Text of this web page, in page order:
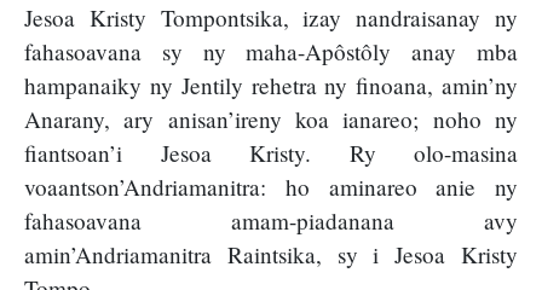
Jesoa Kristy Tompontsika, izay nandraisanay ny
fahasoavana sy ny maha-Apôstôly anay mba
hampanaiky ny Jentily rehetra ny finoana, amin’ny
Anarany, ary anisan’ireny koa ianareo; noho ny
fiantsoan’i Jesoa Kristy. Ry olo-masina
voaantson’Andriamanitra: ho aminareo anie ny
fahasoavana amam-piadanana avy
amin’Andriamanitra Raintsika, sy i Jesoa Kristy